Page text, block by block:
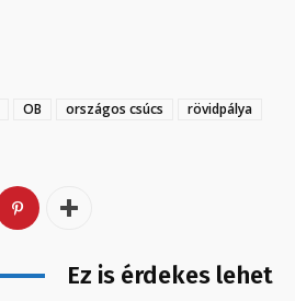
OB országos csúcs
rövidpálya
Ez is érdekes lehet